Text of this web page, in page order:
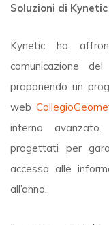
Soluzioni di
Kynetic ha
comunicazione
proponendo un
web
interno
progettati per
accesso alle
all’anno.